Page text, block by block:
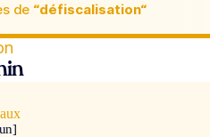
de “défiscalisation“